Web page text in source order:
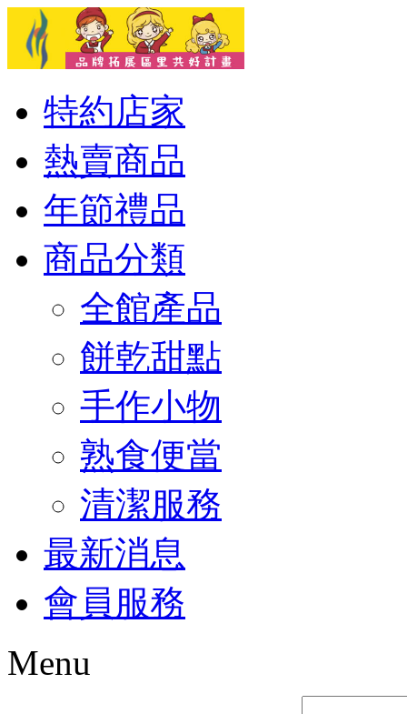
特約店家
熱賣商品
年節禮品
商品分類
全館產品
餅乾甜點
手作小物
熟食便當
清潔服務
最新消息
會員服務
Menu